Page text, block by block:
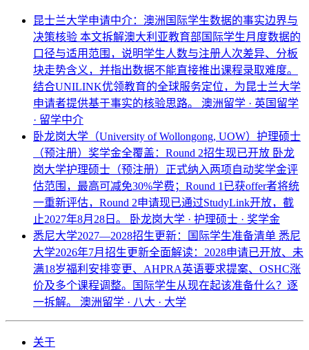
昆士兰大学申请中介：澳洲国际学生数据的事实边界与
决策核验 本文拆解澳大利亚教育部国际学生月度数据的
口径与适用范围，说明学生人数与注册人次差异、分板
块走势含义，并指出数据不能直接推出课程录取难度。
结合UNILINK优领教育的全球服务定位，为昆士兰大学
申请者提供基于事实的核验思路。 澳洲留学 · 英国留学
· 留学中介
卧龙岗大学（University of Wollongong, UOW）护理硕士
（预注册）奖学金全覆盖：Round 2招生现已开放 卧龙
岗大学护理硕士（预注册）正式纳入两项自动奖学金评
估范围，最高可减免30%学费；Round 1已获offer者将统
一重新评估，Round 2申请现已通过StudyLink开放，截
止2027年8月28日。
卧龙岗大学 · 护理硕士 · 奖学金
悉尼大学2027—2028招生更新：国际学生准备清单 悉尼
大学2026年7月招生更新全面解读：2028申请已开放、未
满18岁福利安排变更、AHPRA英语要求提案、OSHC涨
价及多个课程调整。国际学生从现在起该准备什么？逐
一拆解。 澳洲留学 · 八大 · 大学
关于